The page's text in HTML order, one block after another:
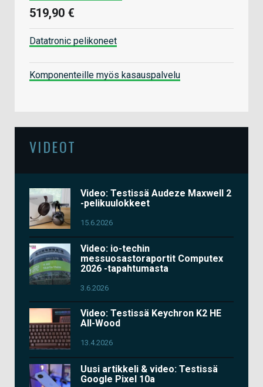
519,90 €
Datatronic pelikoneet
Komponenteille myös kasauspalvelu
VIDEOT
Video: Testissä Audeze Maxwell 2
-pelikuulokkeet
15.6.2026
Video: io-techin
messuosastoraportit Computex
2026 -tapahtumasta
3.6.2026
Video: Testissä Keychron K2 HE
All-Wood
13.4.2026
Uusi artikkeli & video: Testissä
Google Pixel 10a